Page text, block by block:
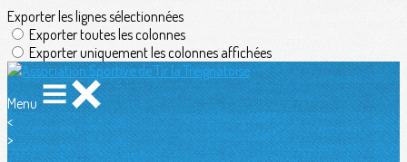
Exporter les lignes sélectionnées
Exporter toutes les colonnes
Exporter uniquement les colonnes affichées
Menu
<
>